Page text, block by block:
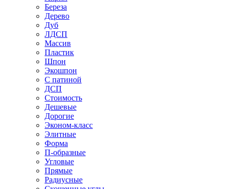
Береза
Дерево
Дуб
ЛДСП
Массив
Пластик
Шпон
Экошпон
С патиной
ДСП
Стоимость
Дешевые
Дорогие
Эконом-класс
Элитные
Форма
П-образные
Угловые
Прямые
Радиусные